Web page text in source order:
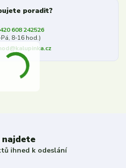
poradit?
608 242526
8-16 hod.)
najdete
ihned k odeslání